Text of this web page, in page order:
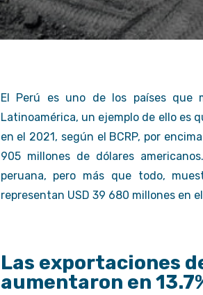
El Perú es uno de los países que
Latinoamérica, un ejemplo de ello es
en el 2021, según el BCRP, por
905 millones de dólares
peruana, pero más que todo,
representan USD 39 680 millones en
Las exportaciones
aumentaron en